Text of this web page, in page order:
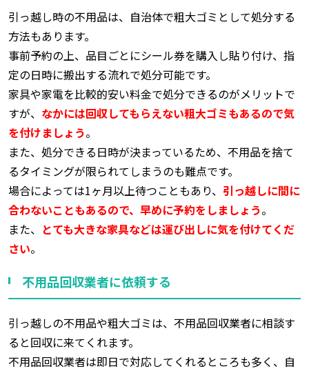
引っ越し時の不用品は、自治体で粗大ゴミとして処分する
方法もあります。
事前予約の上、品目ごとにシール券を購入し貼り付け、指
定の日時に搬出する流れで処分可能です。
家具や家電を比較的安い料金で処分できるのがメリットで
すが、 なかには回収してもらえない粗大ゴミもあるので気
を付けましょう。
また、処分できる日時が決まっているため、不用品を捨て
るタイミングが限られてしまうのも難点です。
場合によっては1ヶ月以上待つこともあり、 引っ越しに間に
合わないこともあるので、早めに予約をしましょう。
また、 とても大きな家具などは運び出しに気を付けてくだ
さい。
不用品回収業者に依頼する
引っ越しの不用品や粗大ゴミは、不用品回収業者に相談す
ると回収に来てくれます。
不用品回収業者は即日で対応してくれるところも多く、自